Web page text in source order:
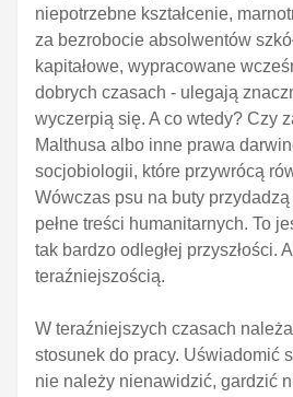
niepotrzebne kształcenie,
za bezrobocie absolwentów
kapitałowe, wypracowane
dobrych czasach - ulegają
wyczerpią się. A co wtedy? Czy
Malthusa albo inne prawa
socjobiologii, które przywrócą
Wówczas psu na buty
pełne treści humanitarnych. To
tak bardzo odległej przyszłości.
teraźniejszością.
W teraźniejszych czasach
stosunek do pracy. Uświadomić
nie należy nienawidzić, gardzić